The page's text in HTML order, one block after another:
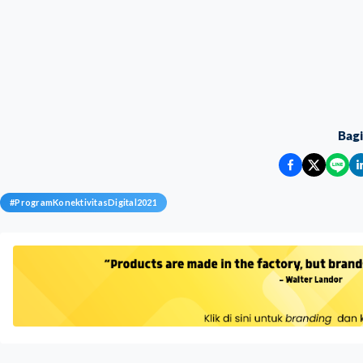
#ProgramKonektivitasDigital2021